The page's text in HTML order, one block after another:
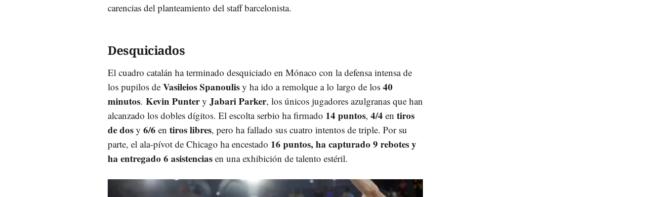
carencias del planteamiento del staff barcelonista.
Desquiciados
El cuadro catalán ha terminado desquiciado en Mónaco con la defensa intensa de
los pupilos de Vasileios Spanoulis y ha ido a remolque a lo largo de los 40
minutos. Kevin Puntery Jabari Parker, los únicos jugadores azulgranas que han
alcanzado los dobles dígitos. El escolta serbio ha firmado 14 puntos, 4/4 en tiros
de dos y 6/6 en tiros libres, pero ha fallado sus cuatro intentos de triple. Por su
parte, el ala-pívot de Chicago ha encestado 16 puntos, ha capturado 9 rebotes y
ha entregado 6 asistencias en una exhibición de talento estéril.